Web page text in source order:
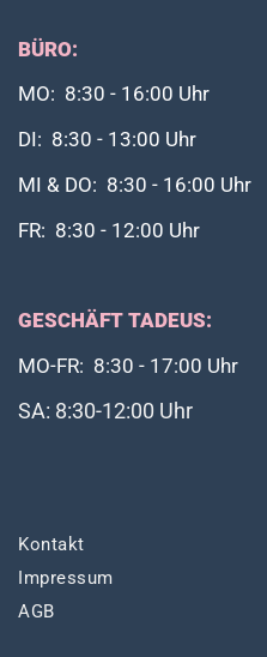
BÜRO:
MO: 8:30 - 16:00 Uhr
DI: 8:30 - 13:00 Uhr
MI & DO: 8:30 - 16:00 Uhr
FR: 8:30 - 12:00 Uhr
GESCHÄFT TADEUS:
MO-FR: 8:30 - 17:00 Uhr
SA: 8:30-12:00 Uhr
Kontakt
Impressum
AGB